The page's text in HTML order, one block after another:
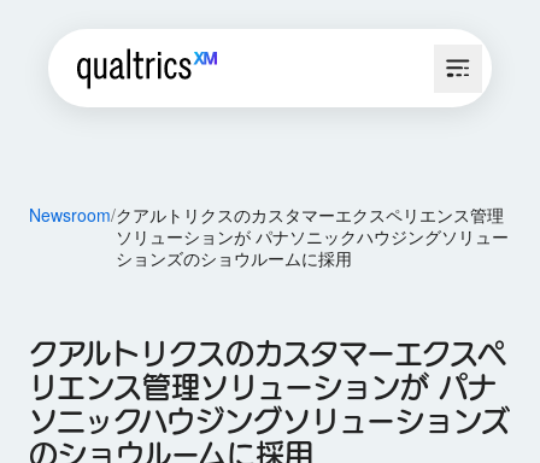
Newsroom クアルトリクスのカスタマーエクスペリエンス管理
ソリューションが パナソニックハウジングソリュー
ションズのショウルームに採用
クアルトリクスのカスタマーエクスペ
リエンス管理ソリューションが パナ
ソニックハウジングソリューションズ
のショウルームに採用